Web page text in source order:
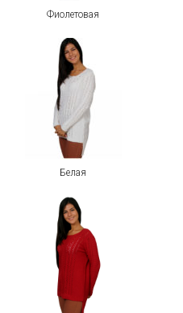
Фиолетовая
Белая